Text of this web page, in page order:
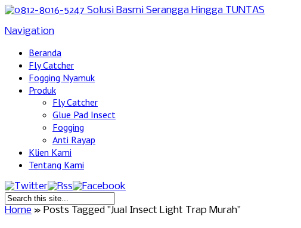
Navigation
Beranda
Fly Catcher
Fogging Nyamuk
Produk
Fly Catcher
Glue Pad Insect
Fogging
Anti Rayap
Klien Kami
Tentang Kami
Home » Posts Tagged "Jual Insect Light Trap Murah"